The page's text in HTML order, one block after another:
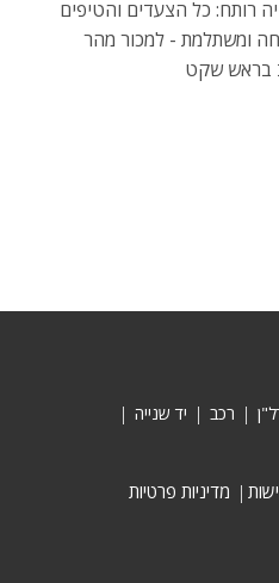
רותח: כל הצעדים והטיפים
ומשתלמת - למכור מהר
בראש שקט
רכב
יד שנייה
מדיניות פרטיות